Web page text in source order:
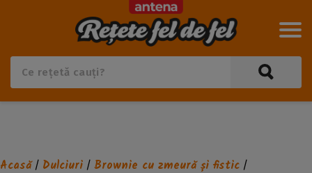
Acasă/ Dulciuri / Brownie cu zmeură și fistic /